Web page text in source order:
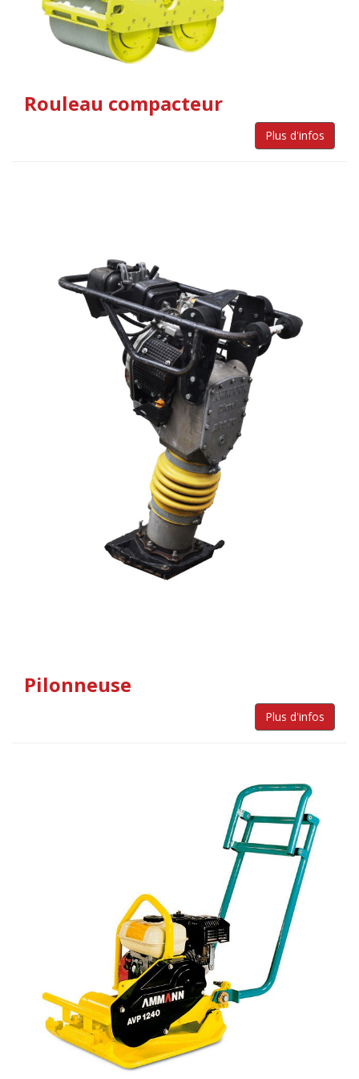
Rouleau compacteur
Plus d'infos
Pilonneuse
Plus d'infos